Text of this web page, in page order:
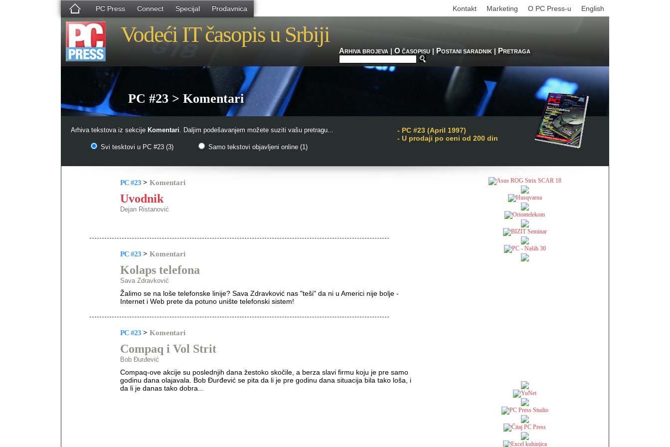
PC Press Connect Specijal Prodavnica English
O PC Press-u
Marketing
Kontakt
Vodeći IT časopis u Srbiji
ARHIVA BROJEVA| O ČASOPISU| POSTANI SARADNIK| PRETRAGA
PC #23 > Komentari
Arhiva tekstova iz sekcije Komentari. Daljim podešavanjem možete suziti vašu pretragu...
Svi tesktovi u PC #23 (3) Samo tekstovi objavljeni online (1)
- PC #23 (April 1997)
- U prodaji po ceni od 200 din
PC #23 > Komentari
Uvodnik
Dejan Ristanović
PC #23 > Komentari
Kolaps telefona
Sava Zdravković
Žalimo se na loše telefonske linije? Sava Zdravković nas "teši" da ni u Americi nije bolje -
Internet i Web prete da potuno unište telefonski sistem!
PC #23 > Komentari
Compaq i Vol Strit
Bob Đurđević
Compaq-ove akcije su poslednjih dana žestoko skočile, a berza slavi firmu koju je pre samo
godinu dana olajavala. Bob Đurđević se pita da li je pre godinu dana situacija bila tako loša, i
da li je danas tako dobra...